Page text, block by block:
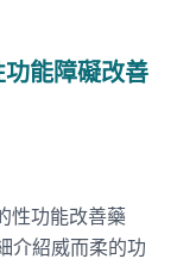
能障礙改善
性功能改善藥
介紹威而柔的功